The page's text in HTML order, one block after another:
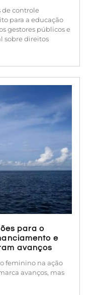
de controle
para a educação
gestores públicos e
sobre direitos
para o
e
avanços
feminino na ação
avanços, mas